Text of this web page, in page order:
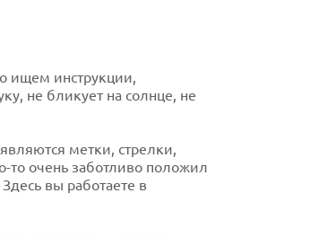
ищем инструкции,
не бликует на солнце, не
метки, стрелки,
то очень заботливо положил
вы работаете в